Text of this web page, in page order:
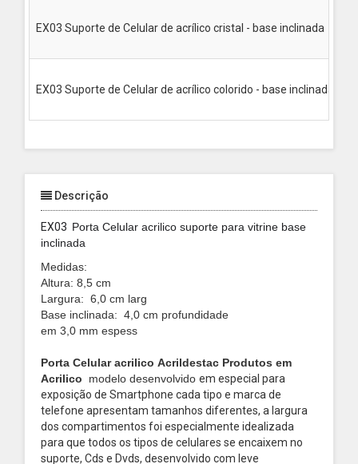
EX03 Suporte de Celular de acrílico cristal - base inclinada
EX03 Suporte de Celular de acrílico colorido - base inclinada
Descrição
EX03 Porta Celular acrilico suporte para vitrine base
inclinada
Medidas:
Altura: 8,5 cm
Largura: 6,0 cm larg
Base inclinada: 4,0 cm profundidade
em 3,0 mm espess
Porta Celular acrilico Acrildestac Produtos em
Acrilico
modelo desenvolvido em especial para
exposição de Smartphone cada tipo e marca de
telefone apresentam tamanhos diferentes, a largura
dos compartimentos foi especialmente idealizada
para que todos os tipos de celulares se encaixem no
suporte, Cds e Dvds, desenvolvido com leve